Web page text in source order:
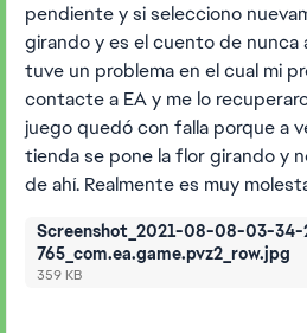
pendiente y si selecciono
girando y es el cuento de nunca
tuve un problema en el cual mi
contacte a EA y me lo
juego quedó con falla porque a
tienda se pone la flor girando y
de ahí. Realmente es muy
Screenshot_2021-08-08-03-34-
765_com.ea.game.pvz2_row.jpg
359 KB